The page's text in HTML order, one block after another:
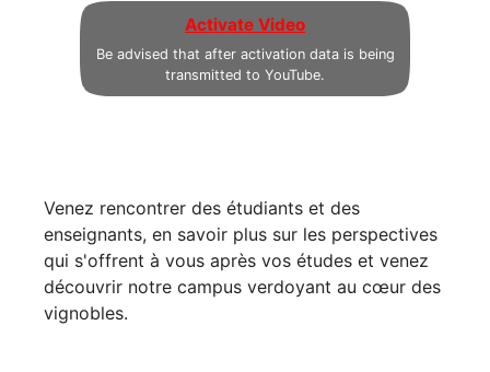
Activate Video
Be advised that after activation data is being
transmitted to YouTube.
Venez rencontrer des étudiants et des
enseignants, en savoir plus sur les perspectives
qui s'offrent à vous après vos études et venez
découvrir notre campus verdoyant au cœur des
vignobles.